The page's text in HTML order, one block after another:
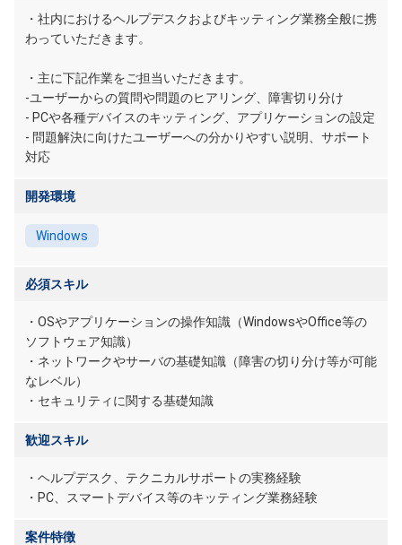
・社内におけるヘルプデスクおよびキッティング業務全般に携
わっていただきます。
・主に下記作業をご担当いただきます。
-ユーザーからの質問や問題のヒアリング、障害切り分け
- PCや各種デバイスのキッティング、アプリケーションの設定
- 問題解決に向けたユーザーへの分かりやすい説明、サポート
対応
開発環境
Windows
必須スキル
・OSやアプリケーションの操作知識（WindowsやOffice等の
ソフトウェア知識）
・ネットワークやサーバの基礎知識（障害の切り分け等が可能
なレベル）
・セキュリティに関する基礎知識
歓迎スキル
・ヘルプデスク、テクニカルサポートの実務経験
・PC、スマートデバイス等のキッティング業務経験
案件特徴